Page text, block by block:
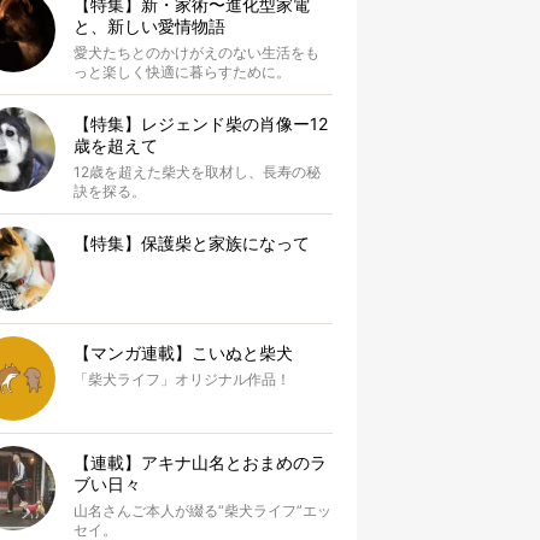
【特集】新・家術〜進化型家電
と、新しい愛情物語
愛犬たちとのかけがえのない生活をも
っと楽しく快適に暮らすために。
【特集】レジェンド柴の肖像ー12
歳を超えて
12歳を超えた柴犬を取材し、長寿の秘
訣を探る。
【特集】保護柴と家族になって
【マンガ連載】こいぬと柴犬
「柴犬ライフ」オリジナル作品！
【連載】アキナ山名とおまめのラ
ブい日々
山名さんご本人が綴る“柴犬ライフ”エッ
セイ。